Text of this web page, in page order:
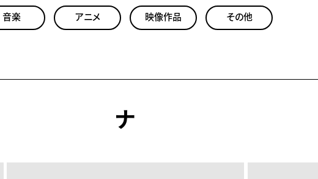
音楽 アニメ 映像作品 その他
ナ